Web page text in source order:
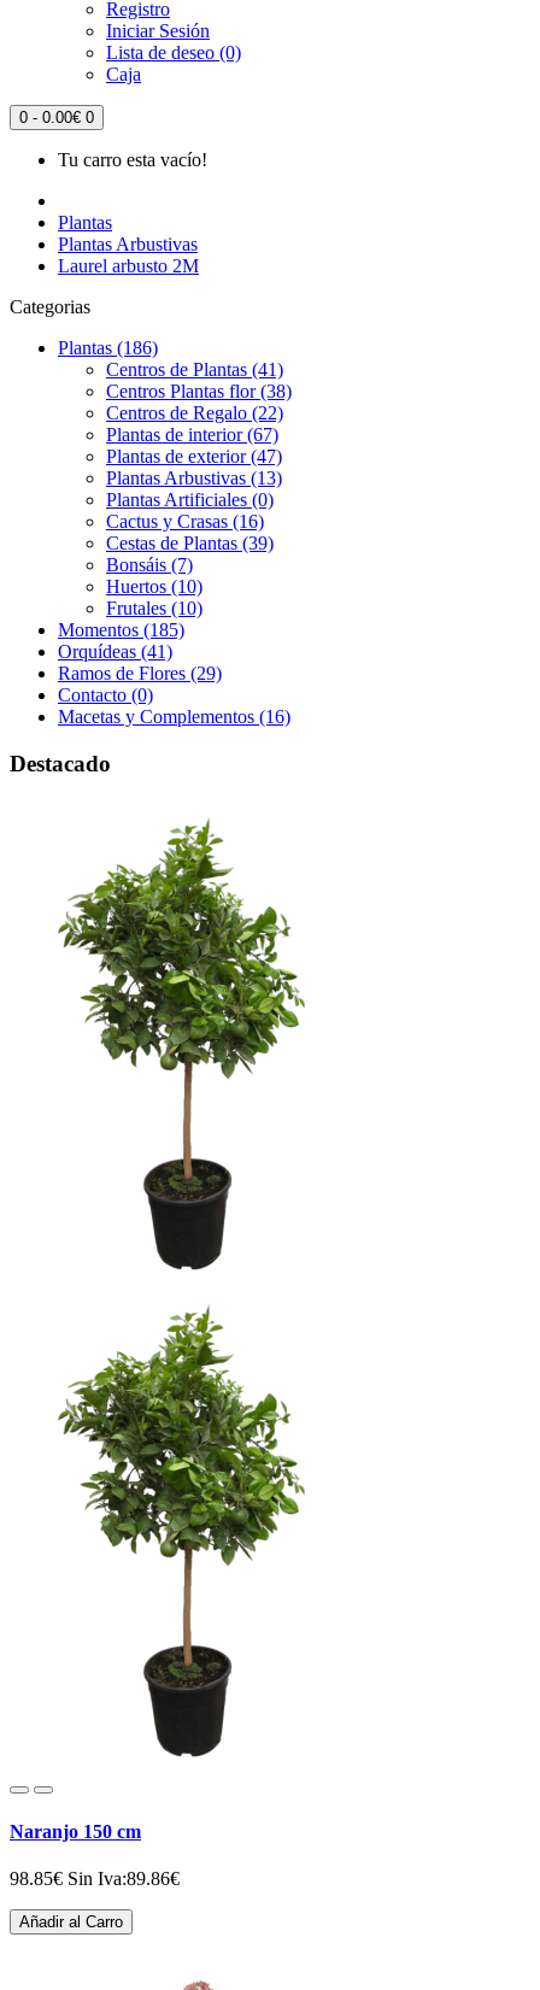
Registro
Iniciar Sesión
Lista de deseo (0)
Caja
0 - 0.00€ 0
Tu carro esta vacío!
Plantas
Plantas Arbustivas
Laurel arbusto 2M
Categorias
Plantas (186)
Centros de Plantas (41)
Centros Plantas flor (38)
Centros de Regalo (22)
Plantas de interior (67)
Plantas de exterior (47)
Plantas Arbustivas (13)
Plantas Artificiales (0)
Cactus y Crasas (16)
Cestas de Plantas (39)
Bonsáis (7)
Huertos (10)
Frutales (10)
Momentos (185)
Orquídeas (41)
Ramos de Flores (29)
Contacto (0)
Macetas y Complementos (16)
Destacado
Naranjo 150 cm
98.85€ Sin Iva:89.86€
Añadir al Carro